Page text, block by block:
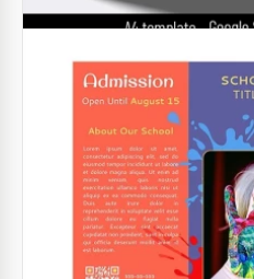
Brochure della scuola
Stavi cercando un nuovo
tua scuola, asilo nido, o
educativa? Offriamo
Scolastica in Google Slides